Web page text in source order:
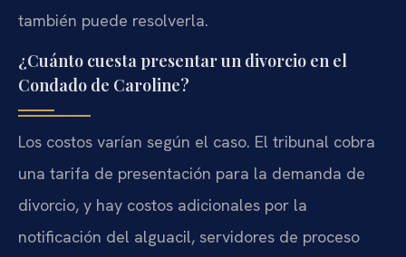
también puede resolverla.
¿Cuánto cuesta presentar un divorcio en el
Condado de Caroline?
Los costos varían según el caso. El tribunal cobra
una tarifa de presentación para la demanda de
divorcio, y hay costos adicionales por la
notificación del alguacil, servidores de proceso